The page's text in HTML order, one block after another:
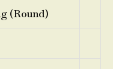
(Round)